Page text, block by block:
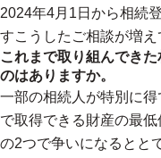
2024年4月1日から相続
すこうしたご相談が増え
これまで取り組んでき
のはありますか。
一部の相続人が特別に
で取得できる財産の最
の2つで争いになるとと